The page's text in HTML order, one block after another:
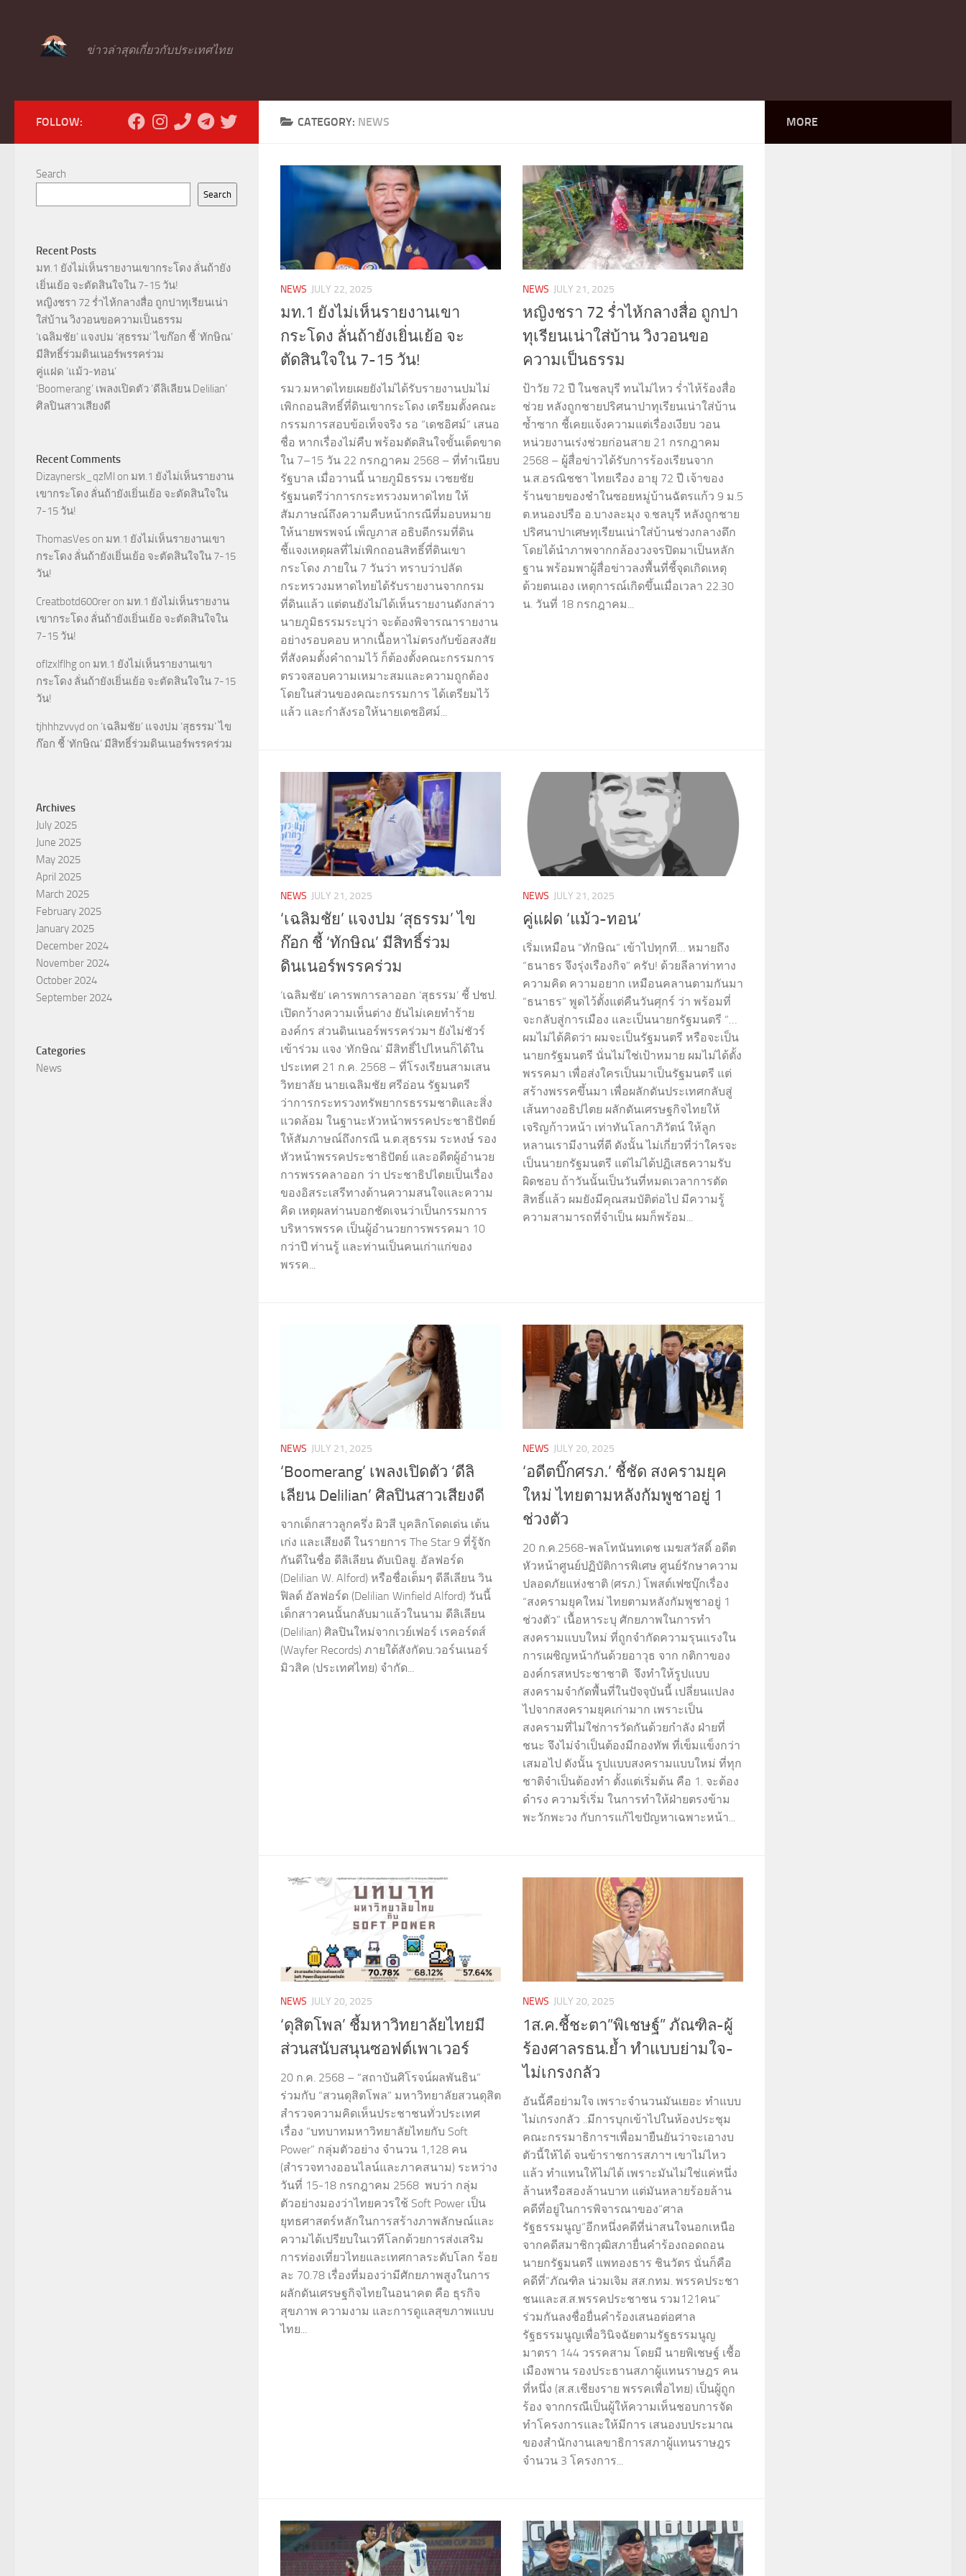
ข่าวล่าสุดเกี่ยวกับประเทศไทย
CATEGORY: NEWS
NEWS JULY 22, 2025
มท.1 ยังไม่เห็นรายงานเขา
กระโดง ลั่นถ้ายังเยิ่นเย้อ จะ
ตัดสินใจใน 7-15 วัน!
รมว.มหาดไทยเผยยังไม่ได้รับรายงานปมไม่
เพิกถอนสิทธิ์ที่ดินเขากระโดง เตรียมตั้งคณะ
กรรมการสอบข้อเท็จจริง รอ “เดชอิศม์” เสนอ
ชื่อ หากเรื่องไม่คืบ พร้อมตัดสินใจขั้นเด็ดขาด
ใน 7–15 วัน 22 กรกฎาคม 2568 – ที่ทำเนียบ
รัฐบาล เมื่อวานนี้ นายภูมิธรรม เวชยชัย
รัฐมนตรีว่าการกระทรวงมหาดไทย ให้
สัมภาษณ์ถึงความคืบหน้ากรณีที่มอบหมาย
ให้นายพรพจน์ เพ็ญภาส อธิบดีกรมที่ดิน
ชี้แจงเหตุผลที่ไม่เพิกถอนสิทธิ์ที่ดินเขา
กระโดง ภายใน 7 วันว่า ทราบว่าปลัด
กระทรวงมหาดไทยได้รับรายงานจากกรม
ที่ดินแล้ว แต่ตนยังไม่ได้เห็นรายงานดังกล่าว
นายภูมิธรรมระบุว่า จะต้องพิจารณารายงาน
อย่างรอบคอบ หากเนื้อหาไม่ตรงกับข้อสงสัย
ที่สังคมตั้งคำถามไว้ ก็ต้องตั้งคณะกรรมการ
ตรวจสอบความเหมาะสมและความถูกต้อง
โดยในส่วนของคณะกรรมการ ได้เตรียมไว้
แล้ว และกำลังรอให้นายเดชอิศม์...
NEWS JULY 21, 2025
หญิงชรา 72 ร่ำไห้กลางสื่อ ถูกปา
ทุเรียนเน่าใส่บ้าน วิงวอนขอ
ความเป็นธรรม
ป้าวัย 72 ปี ในชลบุรี ทนไม่ไหว ร่ำไห้ร้องสื่อ
ช่วย หลังถูกชายปริศนาปาทุเรียนเน่าใส่บ้าน
ซ้ำซาก ชี้เคยแจ้งความแต่เรื่องเงียบ วอน
หน่วยงานเร่งช่วยก่อนสาย 21 กรกฎาคม
2568 – ผู้สื่อข่าวได้รับการร้องเรียนจาก
น.ส.อรณิชชา ไทยเรือง อายุ 72 ปี เจ้าของ
ร้านขายของชำในซอยหมู่บ้านฉัตรแก้ว 9 ม.5
ต.หนองปรือ อ.บางละมุง จ.ชลบุรี หลังถูกชาย
ปริศนาปาเศษทุเรียนเน่าใส่บ้านช่วงกลางดึก
โดยได้นำภาพจากกล้องวงจรปิดมาเป็นหลัก
ฐาน พร้อมพาผู้สื่อข่าวลงพื้นที่ชี้จุดเกิดเหตุ
ด้วยตนเอง เหตุการณ์เกิดขึ้นเมื่อเวลา 22.30
น. วันที่ 18 กรกฎาคม...
NEWS JULY 21, 2025
‘เฉลิมชัย’ แจงปม ‘สุธรรม’ ไข
ก๊อก ชี้ ‘ทักษิณ’ มีสิทธิ์ร่วม
ดินเนอร์พรรคร่วม
‘เฉลิมชัย’ เคารพการลาออก ‘สุธรรม’ ชี้ ปชป.
เปิดกว้างความเห็นต่าง ยันไม่เคยทำร้าย
องค์กร ส่วนดินเนอร์พรรคร่วมฯ ยังไม่ชัวร์
เข้าร่วม แจง ‘ทักษิณ’ มีสิทธิ์ไปไหนก็ได้ใน
ประเทศ 21 ก.ค. 2568 – ที่โรงเรียนสามเสน
วิทยาลัย นายเฉลิมชัย ศรีอ่อน รัฐมนตรี
ว่าการกระทรวงทรัพยากรธรรมชาติและสิ่ง
แวดล้อม ในฐานะหัวหน้าพรรคประชาธิปัตย์
ให้สัมภาษณ์ถึงกรณี น.ต.สุธรรม ระหงษ์ รอง
หัวหน้าพรรคประชาธิปัตย์ และอดีตผู้อำนวย
การพรรคลาออก ว่า ประชาธิปไตยเป็นเรื่อง
ของอิสระเสรีทางด้านความสนใจและความ
คิด เหตุผลท่านบอกชัดเจนว่าเป็นกรรมการ
บริหารพรรค เป็นผู้อำนวยการพรรคมา 10
กว่าปี ท่านรู้ และท่านเป็นคนเก่าแก่ของ
พรรค...
NEWS JULY 21, 2025
คู่แฝด ‘แม้ว-ทอน’
เริ่มเหมือน “ทักษิณ” เข้าไปทุกที… หมายถึง
“ธนาธร จึงรุ่งเรืองกิจ” ครับ! ด้วยลีลาท่าทาง
ความคิด ความอยาก เหมือนคลานตามกันมา
“ธนาธร” พูดไว้ตั้งแต่คืนวันศุกร์ ว่า พร้อมที่
จะกลับสู่การเมือง และเป็นนายกรัฐมนตรี “…
ผมไม่ได้คิดว่า ผมจะเป็นรัฐมนตรี หรือจะเป็น
นายกรัฐมนตรี นั่นไม่ใช่เป้าหมาย ผมไม่ได้ตั้ง
พรรคมา เพื่อส่งใครเป็นมาเป็นรัฐมนตรี แต่
สร้างพรรคขึ้นมา เพื่อผลักดันประเทศกลับสู่
เส้นทางอธิปไตย ผลักดันเศรษฐกิจไทยให้
เจริญก้าวหน้า เท่าทันโลกาภิวัตน์ ให้ลูก
หลานเรามีงานที่ดี ดังนั้น ไม่เกี่ยวที่ว่าใครจะ
เป็นนายกรัฐมนตรี แต่ไม่ได้ปฏิเสธความรับ
ผิดชอบ ถ้าวันนั้นเป็นวันที่หมดเวลาการตัด
สิทธิ์แล้ว ผมยังมีคุณสมบัติต่อไป มีความรู้
ความสามารถที่จำเป็น ผมก็พร้อม...
NEWS JULY 21, 2025
‘Boomerang’ เพลงเปิดตัว ‘ดีลิ
เลียน Delilian’ ศิลปินสาวเสียงดี
จากเด็กสาวลูกครึ่ง ผิวสี บุคลิกโดดเด่น เต้น
เก่ง และเสียงดี ในรายการ The Star 9 ที่รู้จัก
กันดีในชื่อ ดีลิเลียน ดับเบิลยู. อัลฟอร์ด
(Delilian W. Alford) หรือชื่อเต็มๆ ดีลีเลียน วิน
ฟิลด์ อัลฟอร์ด (Delilian Winfield Alford) วันนี้
เด็กสาวคนนั้นกลับมาแล้วในนาม ดีลิเลียน
(Delilian) ศิลปินใหม่จากเวย์เฟอร์ เรคอร์ดส์
(Wayfer Records) ภายใต้สังกัดบ.วอร์นเนอร์
มิวสิค (ประเทศไทย) จำกัด...
NEWS JULY 20, 2025
‘อดีตบิ๊กศรภ.’ ชี้ชัด สงครามยุค
ใหม่ ไทยตามหลังกัมพูชาอยู่ 1
ช่วงตัว
20 ก.ค.2568-พลโทนันทเดช เมฆสวัสดิ์ อดีต
หัวหน้าศูนย์ปฏิบัติการพิเศษ ศูนย์รักษาความ
ปลอดภัยแห่งชาติ (ศรภ.) โพสต์เฟซบุ๊กเรื่อง
“สงครามยุคใหม่ ไทยตามหลังกัมพูชาอยู่ 1
ช่วงตัว” เนื้อหาระบุ ศักยภาพในการทำ
สงครามแบบใหม่ ที่ถูกจำกัดความรุนแรงใน
การเผชิญหน้ากันด้วยอาวุธ จาก กติกาของ
องค์กรสหประชาชาติ จึงทำให้รูปแบบ
สงครามจำกัดพื้นที่ในปัจจุบันนี้ เปลี่ยนแปลง
ไปจากสงครามยุคเก่ามาก เพราะเป็น
สงครามที่ไม่ใช่การวัดกันด้วยกำลัง ฝ่ายที่
ชนะ จึงไม่จำเป็นต้องมีกองทัพ ที่เข็มแข็งกว่า
เสมอไป ดังนั้น รูปแบบสงครามแบบใหม่ ที่ทุก
ชาติจำเป็นต้องทำ ตั้งแต่เริ่มต้น คือ 1. จะต้อง
ดำรง ความริ่เริ่ม ในการทำให้ฝ่ายตรงข้าม
พะวักพะวง กับการแก้ไขปัญหาเฉพาะหน้า...
NEWS JULY 20, 2025
‘ดุสิตโพล’ ชี้มหาวิทยาลัยไทยมี
ส่วนสนับสนุนซอฟต์เพาเวอร์
20 ก.ค. 2568 – “สถาบันศิโรจน์ผลพันธิน”
ร่วมกับ “สวนดุสิตโพล” มหาวิทยาลัยสวนดุสิต
สำรวจความคิดเห็นประชาชนทั่วประเทศ
เรื่อง “บทบาทมหาวิทยาลัยไทยกับ Soft
Power” กลุ่มตัวอย่าง จำนวน 1,128 คน
(สำรวจทางออนไลน์และภาคสนาม) ระหว่าง
วันที่ 15-18 กรกฎาคม 2568 พบว่า กลุ่ม
ตัวอย่างมองว่าไทยควรใช้ Soft Power เป็น
ยุทธศาสตร์หลักในการสร้างภาพลักษณ์และ
ความได้เปรียบในเวทีโลกด้วยการส่งเสริม
การท่องเที่ยวไทยและเทศกาลระดับโลก ร้อย
ละ 70.78 เรื่องที่มองว่ามีศักยภาพสูงในการ
ผลักดันเศรษฐกิจไทยในอนาคต คือ ธุรกิจ
สุขภาพ ความงาม และการดูแลสุขภาพแบบ
ไทย...
NEWS JULY 20, 2025
1ส.ค.ชี้ชะตา”พิเชษฐ์” ภัณฑิล-ผู้
ร้องศาลรธน.ย้ำ ทำแบบย่ามใจ-
ไม่เกรงกลัว
อันนี้คือย่ามใจ เพราะจำนวนมันเยอะ ทำแบบ
ไม่เกรงกลัว ..มีการบุกเข้าไปในห้องประชุม
คณะกรรมาธิการฯเพื่อมายืนยันว่าจะเอางบ
ตัวนี้ให้ได้ จนข้าราชการสภาฯ เขาไม่ไหว
แล้ว ทำแทนให้ไม่ได้ เพราะมันไม่ใช่แค่หนึ่ง
ล้านหรือสองล้านบาท แต่มันหลายร้อยล้าน
คดีที่อยู่ในการพิจารณาของ”ศาล
รัฐธรรมนูญ”อีกหนึ่งคดีที่น่าสนใจนอกเหนือ
จากคดีสมาชิกวุฒิสภายื่นคำร้องถอดถอน
นายกรัฐมนตรี แพทองธาร ชินวัตร นั่นก็คือ
คดีที่”ภัณฑิล น่วมเจิม สส.กทม. พรรคประชา
ชนและส.ส.พรรคประชาชน รวม121คน”
ร่วมกันลงชื่อยื่นคำร้องเสนอต่อศาล
รัฐธรรมนูญเพื่อวินิจฉัยตามรัฐธรรมนูญ
มาตรา 144 วรรคสาม โดยมี นายพิเชษฐ์ เชื้อ
เมืองพาน รองประธานสภาผู้แทนราษฎร คน
ที่หนึ่ง (ส.ส.เชียงราย พรรคเพื่อไทย) เป็นผู้ถูก
ร้อง จากกรณีเป็นผู้ให้ความเห็นชอบการจัด
ทำโครงการและให้มีการ เสนองบประมาณ
ของสำนักงานเลขาธิการสภาผู้แทนราษฎร
จำนวน 3 โครงการ...
FOLLOW:
Search
Search
Recent Posts
มท.1 ยังไม่เห็นรายงานเขากระโดง ลั่นถ้ายัง
เยิ่นเย้อ จะตัดสินใจใน 7-15 วัน!
หญิงชรา 72 ร่ำไห้กลางสื่อ ถูกปาทุเรียนเน่า
ใส่บ้าน วิงวอนขอความเป็นธรรม
‘เฉลิมชัย’ แจงปม ‘สุธรรม’ ไขก๊อก ชี้ ‘ทักษิณ’
มีสิทธิ์ร่วมดินเนอร์พรรคร่วม
คู่แฝด ‘แม้ว-ทอน’
‘Boomerang’ เพลงเปิดตัว ‘ดีลิเลียน Delilian’
ศิลปินสาวเสียงดี
Recent Comments
Dizaynersk_qzMl on มท.1 ยังไม่เห็นรายงาน
เขากระโดง ลั่นถ้ายังเยิ่นเย้อ จะตัดสินใจใน
7-15 วัน!
ThomasVes on มท.1 ยังไม่เห็นรายงานเขา
กระโดง ลั่นถ้ายังเยิ่นเย้อ จะตัดสินใจใน 7-15
วัน!
Creatbotd600rer on มท.1 ยังไม่เห็นรายงาน
เขากระโดง ลั่นถ้ายังเยิ่นเย้อ จะตัดสินใจใน
7-15 วัน!
oflzxlflhg on มท.1 ยังไม่เห็นรายงานเขา
กระโดง ลั่นถ้ายังเยิ่นเย้อ จะตัดสินใจใน 7-15
วัน!
tjhhhzvvyd on ‘เฉลิมชัย’ แจงปม ‘สุธรรม’ ไข
ก๊อก ชี้ ‘ทักษิณ’ มีสิทธิ์ร่วมดินเนอร์พรรคร่วม
Archives
July 2025
June 2025
May 2025
April 2025
March 2025
February 2025
January 2025
December 2024
November 2024
October 2024
September 2024
Categories
News
MORE